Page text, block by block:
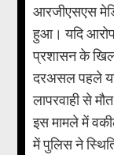
आरजीएसएस
हुआ। यदि
प्रशासन के
दरअसल पहले
लापरवाही से
इस मामले में
में पुलिस ने